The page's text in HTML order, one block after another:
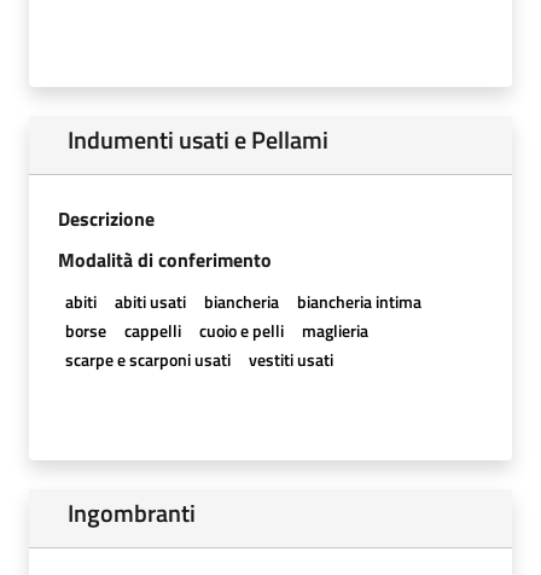
Indumenti usati e Pellami
Descrizione
Modalità di conferimento
abiti abiti usati biancheria
biancheria intima
borse
cappelli cuoio e pelli
maglieria
scarpe e scarponi usati
vestiti usati
Ingombranti